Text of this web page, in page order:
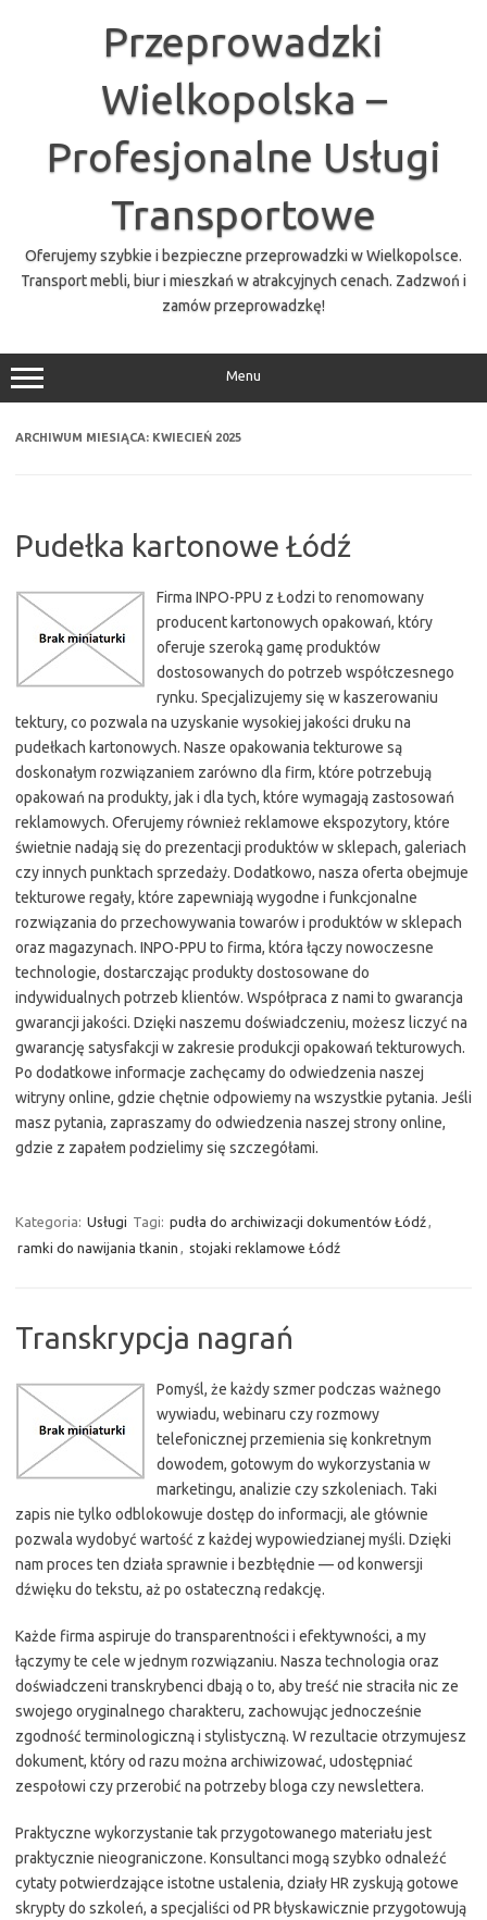
Przeprowadzki
Wielkopolska –
Profesjonalne Usługi
Transportowe
Oferujemy szybkie i bezpieczne przeprowadzki w Wielkopolsce.
Transport mebli, biur i mieszkań w atrakcyjnych cenach. Zadzwoń i
zamów przeprowadzkę!
Menu
ARCHIWUM MIESIĄCA: KWIECIEŃ 2025
Pudełka kartonowe Łódź
Firma INPO-PPU z Łodzi to renomowany
producent kartonowych opakowań, który
oferuje szeroką gamę produktów
dostosowanych do potrzeb współczesnego
rynku. Specjalizujemy się w kaszerowaniu
tektury, co pozwala na uzyskanie wysokiej jakości druku na
pudełkach kartonowych. Nasze opakowania tekturowe są
doskonałym rozwiązaniem zarówno dla firm, które potrzebują
opakowań na produkty, jak i dla tych, które wymagają zastosowań
reklamowych. Oferujemy również reklamowe ekspozytory, które
świetnie nadają się do prezentacji produktów w sklepach, galeriach
czy innych punktach sprzedaży. Dodatkowo, nasza oferta obejmuje
tekturowe regały, które zapewniają wygodne i funkcjonalne
rozwiązania do przechowywania towarów i produktów w sklepach
oraz magazynach. INPO-PPU to firma, która łączy nowoczesne
technologie, dostarczając produkty dostosowane do
indywidualnych potrzeb klientów. Współpraca z nami to gwarancja
gwarancji jakości. Dzięki naszemu doświadczeniu, możesz liczyć na
gwarancję satysfakcji w zakresie produkcji opakowań tekturowych.
Po dodatkowe informacje zachęcamy do odwiedzenia naszej
witryny online, gdzie chętnie odpowiemy na wszystkie pytania. Jeśli
masz pytania, zapraszamy do odwiedzenia naszej strony online,
gdzie z zapałem podzielimy się szczegółami.
Kategoria: Usługi Tagi: pudła do archiwizacji dokumentów Łódź,
ramki do nawijania tkanin , stojaki reklamowe Łódź
Transkrypcja nagrań
Pomyśl, że każdy szmer podczas ważnego
wywiadu, webinaru czy rozmowy
telefonicznej przemienia się konkretnym
dowodem, gotowym do wykorzystania w
marketingu, analizie czy szkoleniach. Taki
zapis nie tylko odblokowuje dostęp do informacji, ale głównie
pozwala wydobyć wartość z każdej wypowiedzianej myśli. Dzięki
nam proces ten działa sprawnie i bezbłędnie — od konwersji
dźwięku do tekstu, aż po ostateczną redakcję.
Każde firma aspiruje do transparentności i efektywności, a my
łączymy te cele w jednym rozwiązaniu. Nasza technologia oraz
doświadczeni transkrybenci dbają o to, aby treść nie straciła nic ze
swojego oryginalnego charakteru, zachowując jednocześnie
zgodność terminologiczną i stylistyczną. W rezultacie otrzymujesz
dokument, który od razu można archiwizować, udostępniać
zespołowi czy przerobić na potrzeby bloga czy newslettera.
Praktyczne wykorzystanie tak przygotowanego materiału jest
praktycznie nieograniczone. Konsultanci mogą szybko odnaleźć
cytaty potwierdzające istotne ustalenia, działy HR zyskują gotowe
skrypty do szkoleń, a specjaliści od PR błyskawicznie przygotowują